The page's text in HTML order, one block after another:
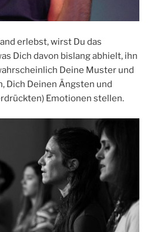
erlebst, wirst Du das
Dich davon bislang abhielt, ihn
Deine Muster und
Dich Deinen Ängsten und
Emotionen stellen.